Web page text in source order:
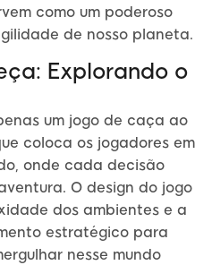
como um poderoso
de nosso planeta.
Explorando o
um jogo de caça ao
coloca os jogadores em
onde cada decisão
O design do jogo
dos ambientes e a
estratégico para
nesse mundo